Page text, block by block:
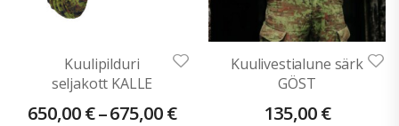
Kuulipilduri
seljakott KALLE
650,00€–675,00€
Kuulivestialune särk
GÖST
135,00€